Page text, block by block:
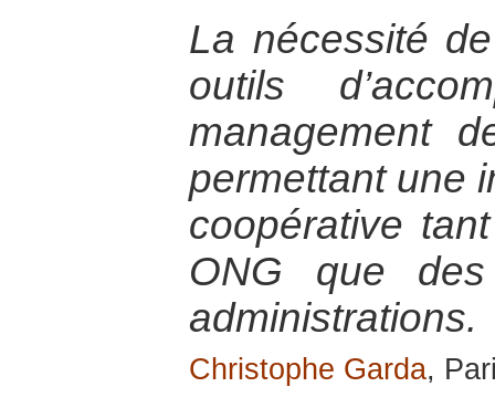
La nécessité
outils
management
permettant une
coopérative
ONG que
administrations.
Christophe Garda,